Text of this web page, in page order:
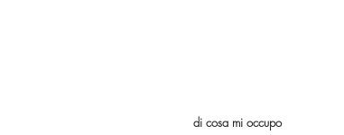
di cosa mi occupo